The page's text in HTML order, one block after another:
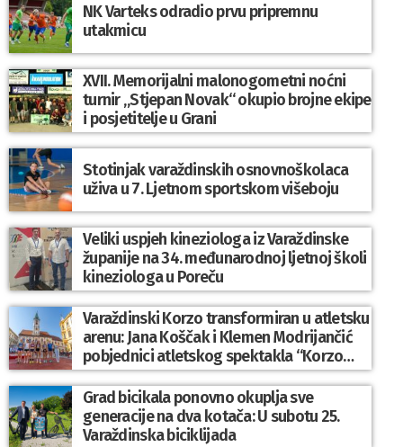
NK Varteks odradio prvu pripremnu
utakmicu
XVII. Memorijalni malonogometni noćni
turnir „Stjepan Novak“ okupio brojne ekipe
i posjetitelje u Grani
Stotinjak varaždinskih osnovnoškolaca
uživa u 7. Ljetnom sportskom višeboju
Veliki uspjeh kineziologa iz Varaždinske
županije na 34. međunarodnoj ljetnoj školi
kineziologa u Poreču
Varaždinski Korzo transformiran u atletsku
arenu: Jana Koščak i Klemen Modrijančić
pobjednici atletskog spektakla “Korzo
Jump 2026”
Grad bicikala ponovno okuplja sve
generacije na dva kotača: U subotu 25.
Varaždinska biciklijada